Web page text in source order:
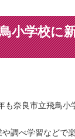
小学校に
も奈良市立飛鳥小
調べ学習などで